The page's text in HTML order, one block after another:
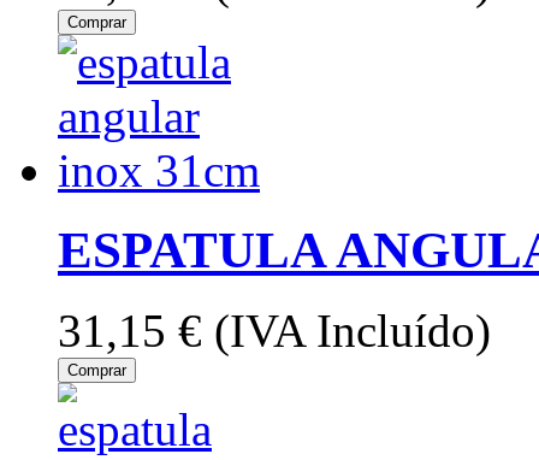
Comprar
ESPATULA
31,15 € (IVA Incluído)
Comprar